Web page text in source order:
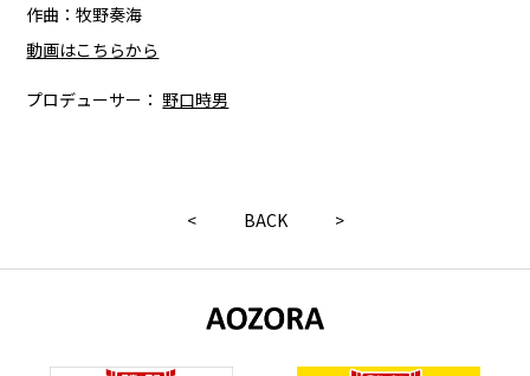
作曲：牧野奏海
動画はこちらから
プロデューサー： 野口時男
< BACK >